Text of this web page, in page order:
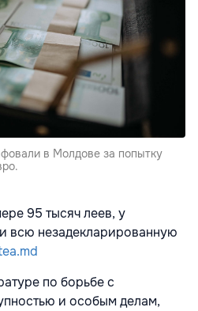
в Молдове за попытку
95 тысяч леев, у
всю незадекларированную
по борьбе с
и особым делам,